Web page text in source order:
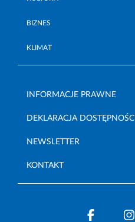
BIZNES
KLIMAT
INFORMACJE PRAWNE
DEKLARACJA DOSTĘPNOŚCI
NEWSLETTER
KONTAKT